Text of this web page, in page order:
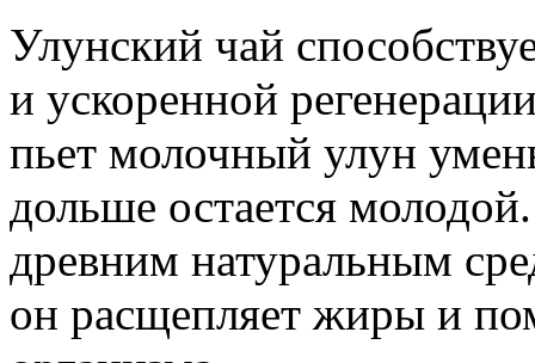
Улунский чай
и ускоренной
пьет молочный улун
дольше остается
древним натуральным
он расщепляет жиры и